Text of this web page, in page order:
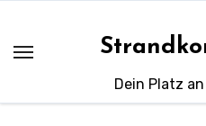
springen
Dein Platz